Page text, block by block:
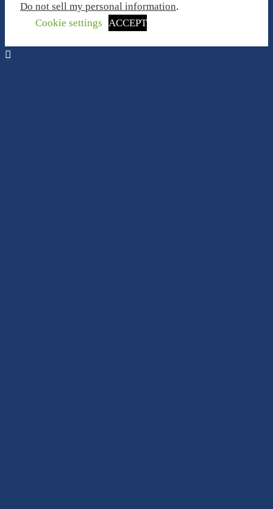
Do not sell my personal information.
Cookie settings ACCEPT